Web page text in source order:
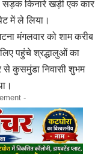
किनारे खड़ी एक कार
में ले लिया।
मंगलवार को शाम करीब
पहुंचे श्रद्धालुओं का
से कुसमुंडा निवासी शुभम
-